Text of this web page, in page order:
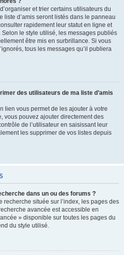
et trier certains utilisateurs du
liste d’amis seront listés dans le panneau
rapidement leur statut en ligne et
le style utilisé, les messages publiés
être mis en surbrillance. Si vous
tous les messages qu’il publiera
des utilisateurs de ma liste d’amis
lien vous permet de les ajouter à votre
vous pouvez ajouter directement des
de l’utilisateur en saisissant leur
les supprimer de vos listes depuis
dans un ou des forums ?
recherche située sur l’index, les pages des
avancée est accessible en
» disponible sur toutes les pages du
du style utilisé.